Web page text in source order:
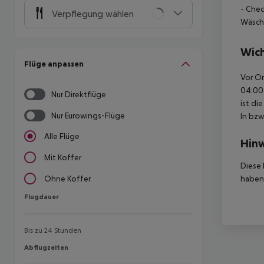
Verpflegung wählen
Flüge anpassen
Nur Direktflüge
Nur Eurowings-Flüge
Alle Flüge
Mit Koffer
Ohne Koffer
Flugdauer
Flugdauer
Bis zu 24 Stunden
Abflugzeiten
Abflugzeiten
-
Vor
04:00
ist
In
Diese